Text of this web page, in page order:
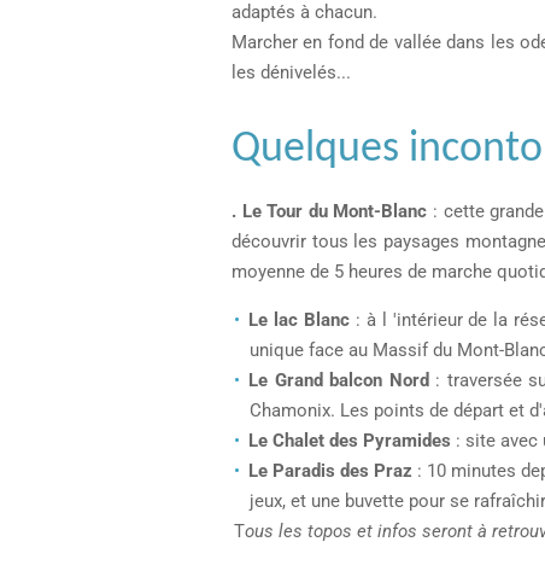
adaptés à chacun.
Marcher en fond de vallée dans les
les dénivelés...
Quelques
. Le Tour du Mont-Blanc : cette
découvrir tous les paysages
moyenne de 5 heures de marche
Le lac Blanc : à l 'intérieur de la
unique face au Massif du Mont-
Le Grand balcon Nord : traversée
Chamonix. Les points de départ et
Le Chalet des Pyramides : site avec
Le Paradis des Praz : 10 minutes
jeux, et une buvette pour se
Tous les topos et infos seront à